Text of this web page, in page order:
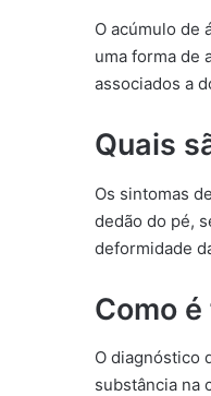
O acúmulo de
uma forma de
associados a
Quais
Os sintomas
dedão do pé,
deformidade
Como
O diagnóstico
substância na